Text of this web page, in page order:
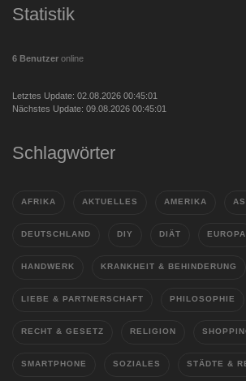
Statistik
6 Benutzer online
Letztes Update: 02.08.2026 00:45:01
Nächstes Update: 09.08.2026 00:45:01
Schlagwörter
AFRIKA AKTUELLES AMERIKA
DEUTSCHLAND DIY DIÄT EUROPA
HANDWERK KRANKHEIT & BEHINDERUNG
LIEBE & PARTNERSCHAFT PHILOSOPHIE
RECHT & GESETZ RELIGION
SMARTPHONE SOZIALES STÄDTE &